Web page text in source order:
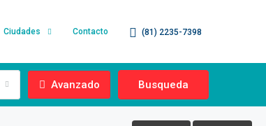
Ciudades Contacto (81) 2235-7398
Avanzado Busqueda